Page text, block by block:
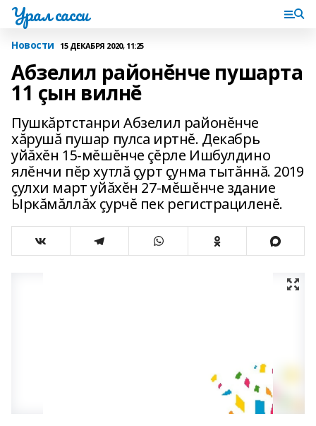
Урал сасси
Новости 15 ДЕКАБРЯ 2020, 11:25
Абзелил районĕнче пушарта
11 çын вилнĕ
Пушкăртстанри Абзелил районĕнче
хăрушă пушар пулса иртнĕ. Декабрь
уйăхĕн 15-мĕшĕнче çĕрле Ишбулдино
ялĕнчи пĕр хутлă çурт çунма тытăннă. 2019
çулхи март уйăхĕн 27-мĕшĕнче здание
Ыркăмăллăх çурчĕ пек регистрациленĕ.